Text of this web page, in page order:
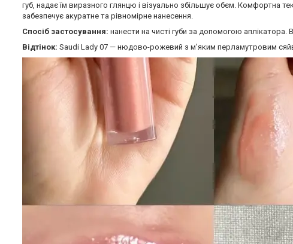
губ, надає їм виразного глянцю і візуально збільшує обєм. Комфортна
забезпечує акуратне та рівномірне нанесення.
Спосіб застосування: нанести на чисті губи за допомогою
Відтінок: Saudi Lady 07 — нюдово-рожевий з м'яким перламутровим